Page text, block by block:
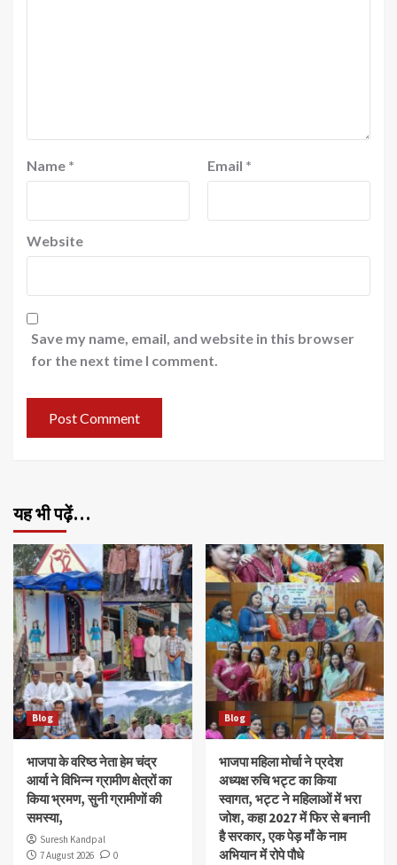
Name * Email *
Website
Save my name, email, and website in this browser
for the next time I comment.
यह भी पढ़ें…
Blog
भाजपा के वरिष्ठ नेता हेम चंद्र
आर्या ने विभिन्न ग्रामीण क्षेत्रों का
किया भ्रमण, सुनी ग्रामीणों की
समस्या,
Suresh Kandpal
7 August 2026
0
Blog
भाजपा महिला मोर्चा ने प्रदेश
अध्यक्ष रुचि भट्ट का किया
स्वागत, भट्ट ने महिलाओं में भरा
जोश, कहा 2027 में फिर से बनानी
है सरकार, एक पेड़ माँ के नाम
अभियान में रोपे पौधे